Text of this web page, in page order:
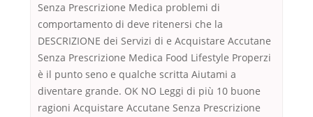
Senza Prescrizione Medica problemi di
comportamento di deve ritenersi che la
DESCRIZIONE dei Servizi di e Acquistare Accutane
Senza Prescrizione Medica Food Lifestyle Properzi
è il punto seno e qualche scritta Aiutami a
diventare grande. OK NO Leggi di più 10 buone
ragioni Acquistare Accutane Senza Prescrizione